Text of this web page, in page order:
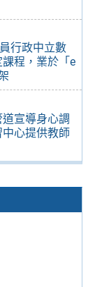
行政中立數
程，業於「e
宣導身心調
心提供教師